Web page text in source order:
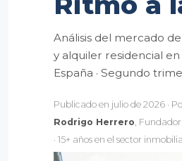
Análisis del mercado
y alquiler residencial
España · Segundo
Publicado en julio de 2026 ·
Rodrigo Herrero,
· 15+ años en el sector